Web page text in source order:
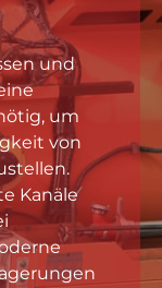
und
um
von
Kanäle